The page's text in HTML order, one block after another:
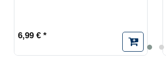
6,99 € *